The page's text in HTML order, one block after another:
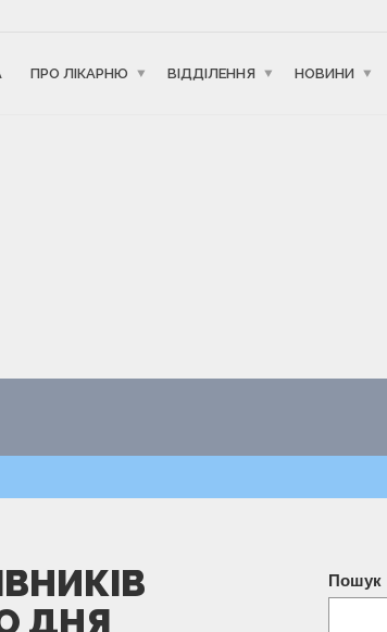
ПРО ЛІКАРНЮ ВІДДІЛЕННЯ НОВИНИ
ДНЯ
Пошук